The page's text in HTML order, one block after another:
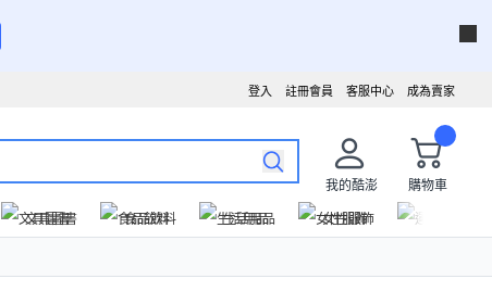
成為賣家
客服中心
註冊會員
登入
我的酷澎
購物車
文具圖書 食品飲料 生活用品 女性服飾